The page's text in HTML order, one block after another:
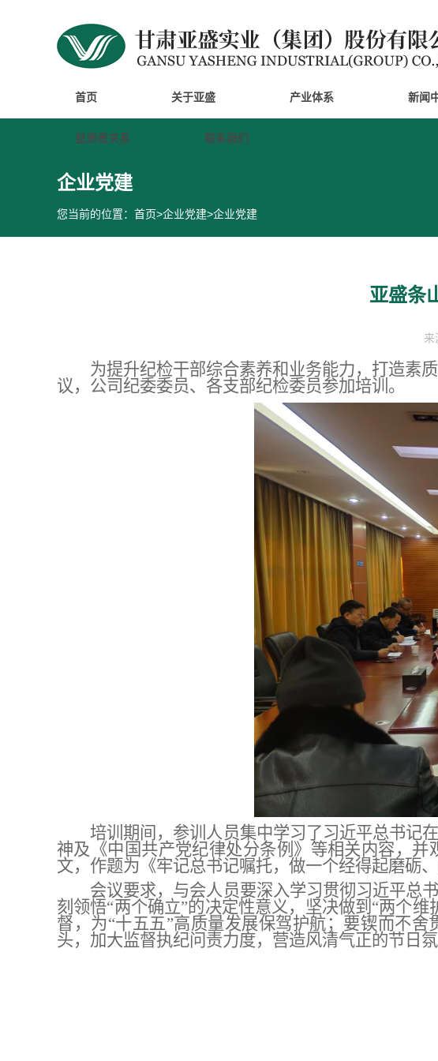
首页 关于亚盛 产业体系 新闻
投资者关系 联系我们
企业党建
您当前的位置： 首页>企业党建>企业党建
亚盛条
来
为提升纪检干部综合素养和业务能力，打造素
议，公司纪委委员、各支部纪检委员参加培训。
培训期间，参训人员集中学习了习近平总书记
神及《中国共产党纪律处分条例》等相关内容，
文，作题为《牢记总书记嘱托，做一个经得起磨砺
会议要求，与会人员要深入学习贯彻习近平总
刻领悟“两个确立”的决定性意义，坚决做到“两个
督，为“十五五”高质量发展保驾护航；要锲而不
头，加大监督执纪问责力度，营造风清气正的节日氛